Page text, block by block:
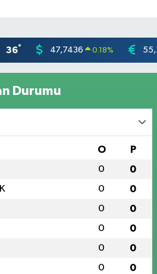
36° 47,7436 0.18%
Durumu
O P
0 0
0 0
0 0
0 0
0 0
0 0